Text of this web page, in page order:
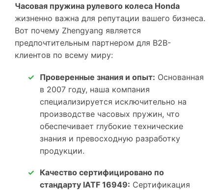
Часовая пружина рулевого колеса Honda
жизненно важна для репутации вашего бизнеса.
Вот почему Zhengyang является
предпочтительным партнером для B2B-
клиентов по всему миру:
Проверенные знания и опыт: Основанная
в 2007 году, наша компания
специализируется исключительно на
производстве часовых пружин, что
обеспечивает глубокие технические
знания и превосходную разработку
продукции.
Качество сертифицировано по
стандарту IATF 16949: Сертификация